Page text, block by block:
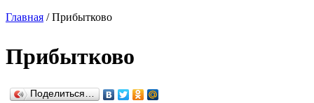
Главная /Прибытково
Прибытково
Поделиться…